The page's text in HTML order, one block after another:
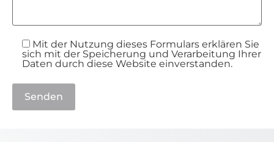
Mit der Nutzung dieses Formulars erklären Sie
sich mit der Speicherung und Verarbeitung Ihrer
Daten durch diese Website einverstanden.